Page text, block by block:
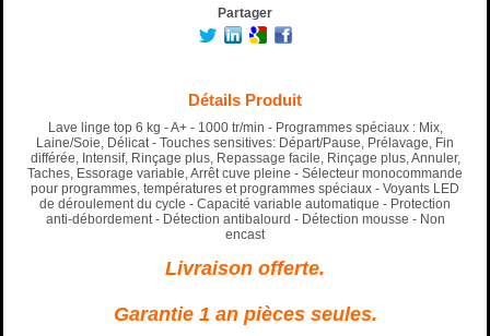
Partager
Détails Produit
Lave linge top 6 kg - A+ - 1000 tr/min - Programmes spéciaux : Mix,
Laine/Soie, Délicat - Touches sensitives: Départ/Pause, Prélavage, Fin
différée, Intensif, Rinçage plus, Repassage facile, Rinçage plus, Annuler,
Taches, Essorage variable, Arrêt cuve pleine - Sélecteur monocommande
pour programmes, températures et programmes spéciaux - Voyants LED
de déroulement du cycle - Capacité variable automatique - Protection
anti-débordement - Détection antibalourd - Détection mousse - Non
encast
Livraison offerte.
Garantie 1 an pièces seules.